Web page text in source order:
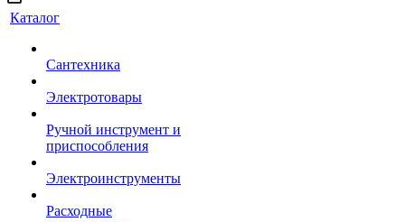
Каталог
Сантехника
Электротовары
Ручной инструмент и
приспособления
Электроинструменты
Расходные